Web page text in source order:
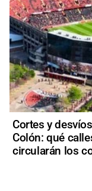
Cortes y
Colón: qué
circularán los